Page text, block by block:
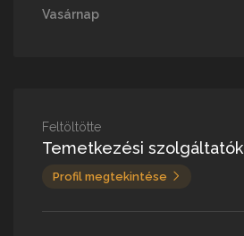
Vasárnap
Feltöltötte
Temetkezési szolgáltatók
Profil megtekintése